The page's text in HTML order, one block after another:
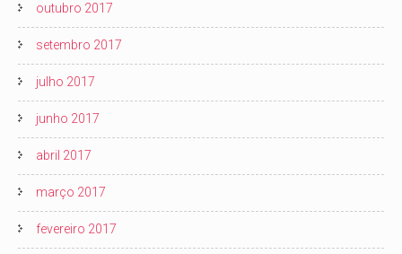
outubro 2017
setembro 2017
julho 2017
junho 2017
abril 2017
março 2017
fevereiro 2017